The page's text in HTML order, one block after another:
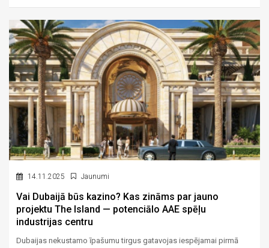
pašos zemesgabalos, kur tās uzceltas pirms simts gadiem, un rīta
klusumu pārtrauc vienīgi jūra. Šis raksts ir par to, kas padara
Dzintarus par adresi, kuru izvēlas tie, kam ir iespēja izvēlēties brīvi.
14.11.2025 Jaunumi
Vai Dubaijā būs kazino? Kas zināms par jauno
projektu The Island — potenciālo AAE spēļu
industrijas centru
Dubaijas nekustamo īpašumu tirgus gatavojas iespējamai pirmā